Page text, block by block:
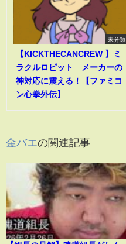
未分類
【KICKTHECANCREW 】ミ
ラクルロピット メーカーの
神対応に震える！【ファミコ
ン心拳外伝】
金バエの関連記事